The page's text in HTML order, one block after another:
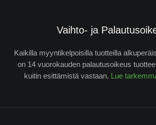
Vaihto- ja
Kaikilla myyntikelpoisilla tuotteilla
on 14 vuorokauden palautusoikeus
kuitin esittämistä vastaan. Lue